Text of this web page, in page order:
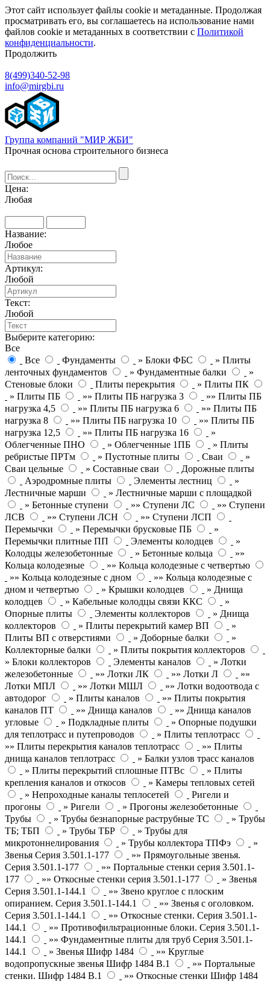
Этот сайт использует файлы cookie и метаданные. Продолжая
просматривать его, вы соглашаетесь на использование нами
файлов cookie и метаданных в соответствии с Политикой
конфиденциальности.
Продолжить
8(499)340-52-98
info@mirgbi.ru
Группа компаний "МИР ЖБИ"
Прочная основа строительного бизнеса
Цена:
Любая
Название:
Любое
Артикул:
Любой
Текст:
Любой
Выберите категорию:
Все
Все
Фундаменты » Блоки ФБС
» Плиты
ленточных фундаментов
» Фундаментные балки
»
Стеновые блоки
Плиты перекрытия
» Плиты ПК
» Плиты ПБ
»» Плиты ПБ нагрузка 3
»» Плиты ПБ
нагрузка 4,5
»» Плиты ПБ нагрузка 6
»» Плиты ПБ
нагрузка 8
»» Плиты ПБ нагрузка 10
»» Плиты ПБ
нагрузка 12,5
»» Плиты ПБ нагрузка 16
»
Облегченные ПНО
» Облегченные 1ПБ
» Плиты
ребристые ПРТм
» Пустотные плиты Сваи
»
Сваи цельные
» Составные сваи
Дорожные плиты
Аэродромные плиты
Элементы лестниц
»
Лестничные марши
» Лестничные марши с площадкой
» Бетонные ступени
»» Ступени ЛС
»» Ступени
ЛСВ
»» Ступени ЛСН
»» Ступени ЛСП
Перемычки
» Перемычки брусковые ПБ
»
Перемычки плитные ПП
Элементы колодцев
»
Колодцы железобетонные
» Бетонные кольца
»»
Кольца колодезные
»» Кольца колодезные с четвертью
»» Кольца колодезные с дном
»» Кольца колодезные с
дном и четвертью
» Крышки колодцев
» Днища
колодцев
» Кабельные колодцы связи ККС
»
Опорные плиты
Элементы коллекторов
» Днища
коллекторов
» Плиты перекрытий камер ВП
»
Плиты ВП с отверстиями
» Доборные балки
»
Коллекторные балки
» Плиты покрытия коллекторов
» Блоки коллекторов
Элементы каналов
» Лотки
железобетонные
»» Лотки ЛК »» Лотки Л
»»
Лотки МПЛ
»» Лотки МШЛ
»» Лотки водоотвода с
автодорог
» Плиты каналов
»» Плиты покрытия
каналов ПТ
»» Днища каналов
»» Днища каналов
угловые
» Подкладные плиты
» Опорные подушки
для теплотрасс и путепроводов
» Плиты теплотрасс
»» Плиты перекрытия каналов теплотрасс
»» Плиты
днища каналов теплотрасс
» Балки узлов трасс каналов
» Плиты перекрытий сплошные ПТВс
» Плиты
крепления каналов и откосов
» Камеры тепловых сетей
» Непроходные каналы теплосетей
Ригели и
прогоны
» Ригели
» Прогоны железобетонные
Трубы
» Трубы безнапорные раструбные ТС
» Трубы
ТБ; ТБП
» Трубы ТБР
» Трубы для
микротоннелирования
» Трубы коллектора ТПФэ
»
Звенья Серия 3.501.1-177
»» Прямоугольные звенья.
Серия 3.501.1-177
»» Портальные стенки серия 3.501.1-
177
»» Откосные стенки серия 3.501.1-177
» Звенья
Серия 3.501.1-144.1
»» Звено круглое с плоским
опиранием. Серия 3.501.1-144.1
»» Звенья с оголовком.
Серия 3.501.1-144.1
»» Откосные стенки. Серия 3.501.1-
144.1
»» Противофильтрационные блоки. Серия 3.501.1-
144.1
»» Фундаментные плиты для труб Серия 3.501.1-
144.1
» Звенья Шифр 1484
»» Круглые
водопропускные звенья Шифр 1484 В.1
»» Портальные
стенки. Шифр 1484 В.1
»» Откосные стенки Шифр 1484